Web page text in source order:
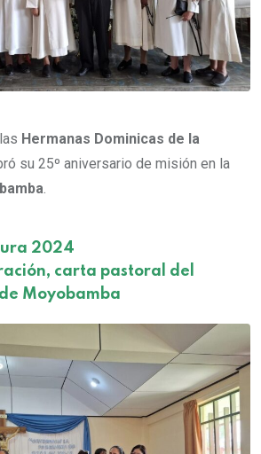
Hermanas Dominicas de la
su 25º aniversario de misión en la
.
2024
carta pastoral del
Moyobamba